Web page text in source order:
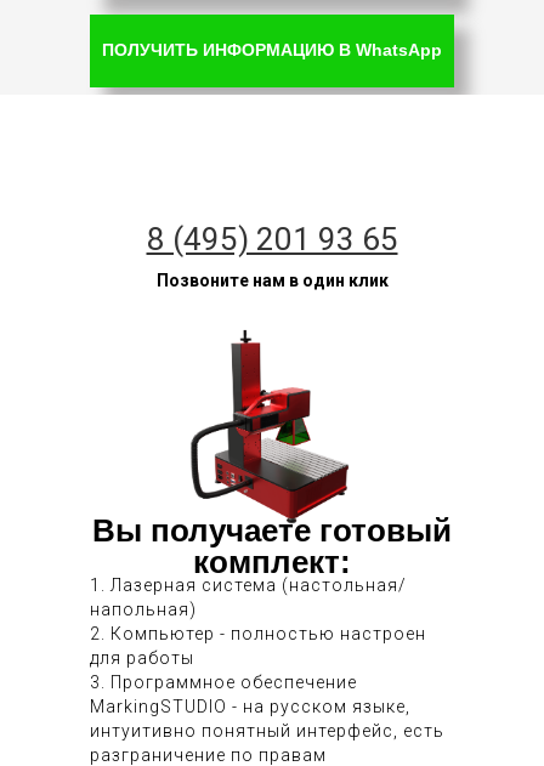
ПОЛУЧИТЬ ИНФОРМАЦИЮ В WhatsApp
8 (495) 201 93 65
Позвоните нам в один клик
1. Лазерная система (настольная/
напольная)
2. Компьютер - полностью настроен
для работы
3. Программное обеспечение
MarkingSTUDIO - на русском языке,
интуитивно понятный интерфейс, есть
разграничение по правам
Вы получаете готовый
комплект: